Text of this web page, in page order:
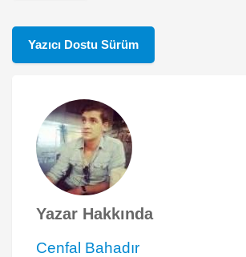
Yazıcı Dostu Sürüm
Yazar Hakkında
Cenfal Bahadır